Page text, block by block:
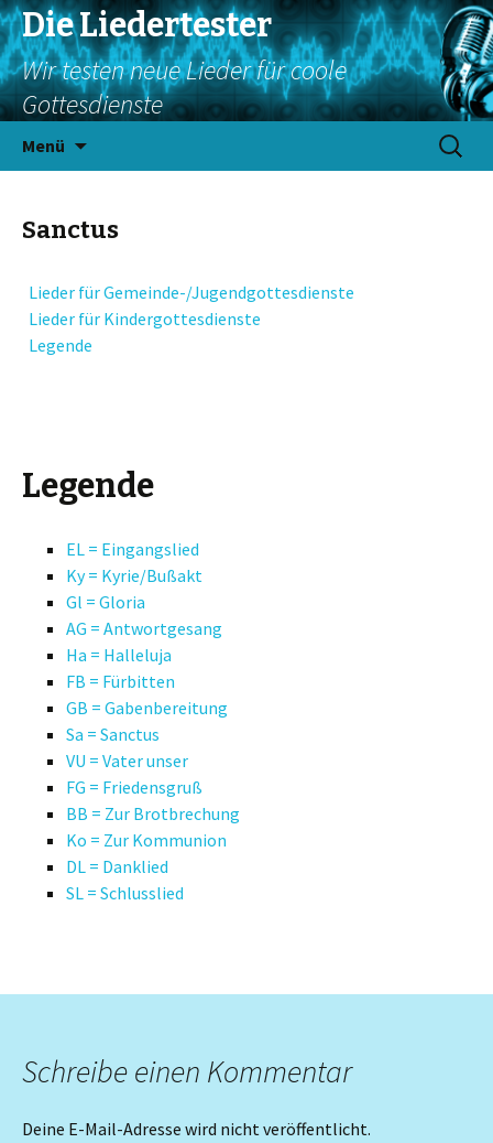
Die Liedertester
Wir testen neue Lieder für coole
Gottesdienste
Menü
Suchen
nach:
Sanctus
Lieder für Gemeinde-/Jugendgottesdienste
Lieder für Kindergottesdienste
Legende
Legende
EL = Eingangslied
Ky = Kyrie/Bußakt
Gl = Gloria
AG = Antwortgesang
Ha = Halleluja
FB = Fürbitten
GB = Gabenbereitung
Sa = Sanctus
VU = Vater unser
FG = Friedensgruß
BB = Zur Brotbrechung
Ko = Zur Kommunion
DL = Danklied
SL = Schlusslied
Schreibe einen Kommentar
Deine E-Mail-Adresse wird nicht veröffentlicht.